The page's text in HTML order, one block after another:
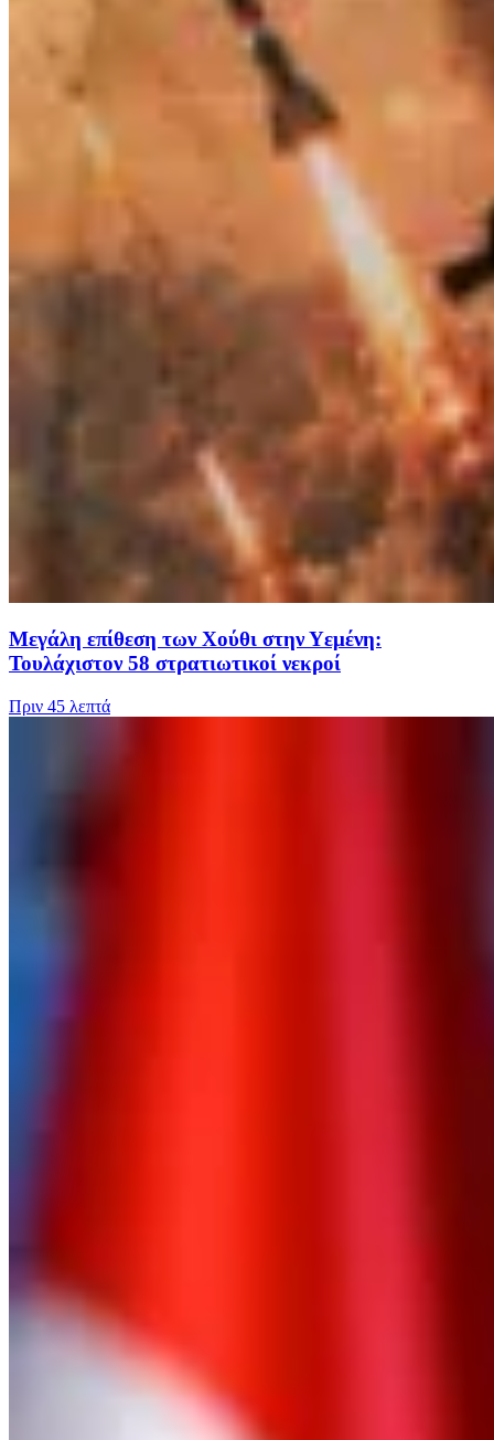
Μεγάλη επίθεση των Χούθι στην Υεμένη:
Τουλάχιστον 58 στρατιωτικοί νεκροί
Πριν 45 λεπτά